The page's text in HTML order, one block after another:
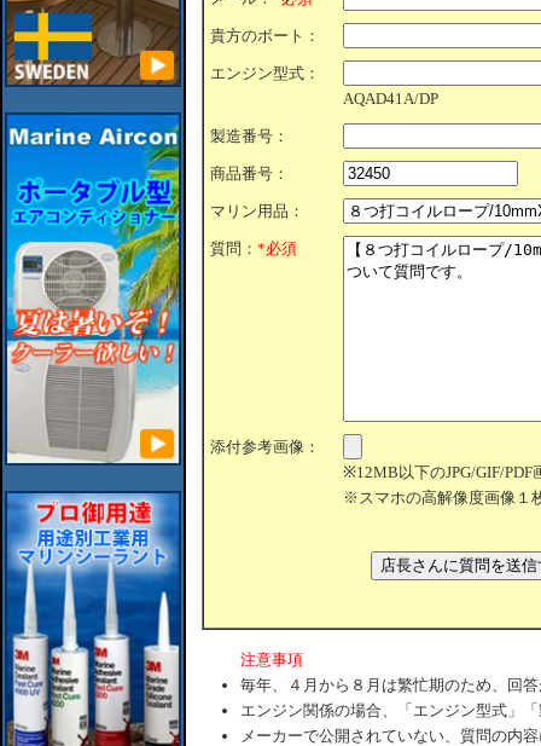
貴方のボート：
エンジン型式：
AQAD41A/DP
製造番号：
商品番号：
マリン用品：
質問： *必須
添付参考画像：
※12MB以下のJPG/GIF/PDF
※スマホの高解像度画像１
注意事項
毎年、４月から８月は繁忙期のため、回
エンジン関係の場合、「エンジン型式」
メーカーで公開されていない、質問の内